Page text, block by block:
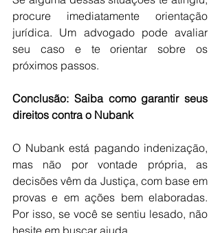
procure imediatamente orientação
jurídica. Um advogado pode avaliar
seu caso e te orientar sobre os
próximos passos.
Conclusão: Saiba como garantir seus
direitos contra o Nubank
O Nubank está pagando indenização,
mas não por vontade própria, as
decisões vêm da Justiça, com base em
provas e em ações bem elaboradas.
Por isso, se você se sentiu lesado, não
hesite em buscar ajuda.